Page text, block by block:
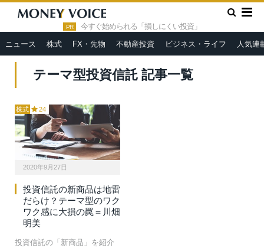
PR 今すぐ始められる「損しにくい投資」
ニュース 株式 FX・先物 不動産投資 ビジネス・ライフ 人気連
HOME » テーマ型投資信託
テーマ型投資信託 記事一覧
株式 24
2020年9月27日
投資信託の新商品は地雷
だらけ？テーマ型のワク
ワク感に大損の罠＝川畑
明美
投資信託の「新商品」を紹介